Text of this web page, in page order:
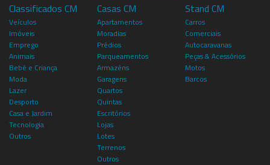
Classificados CM
Veículos
Imóveis
Emprego
Animais
Bebé e Criança
Moda
Lazer
Desporto
Casa e Jardim
Tecnologia
Outros
Casas CM
Apartamentos
Moradias
Prédios
Parqueamentos
Armazéns
Garagens
Quartos
Quintas
Escritórios
Lojas
Lotes
Terrenos
Outros
Stand CM
Carros
Comerciais
Autocaravanas
Peças & Acessórios
Motos
Barcos